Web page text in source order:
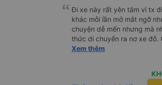
luôn mà. - Xuất phát đúng
lúc 19g30, không phải quá
Chỉ trung chuyển đến bến
mình ở hơi xa nên tự ra
chuyển dìa Mã Lò nhưng
ở Chu Văn An được thôi.
xe ai cũng dễ thương quá
mình okela lắm, hi vọng
Đi xe này rất yên tâm vì tx
khác mỗi lần mở mắt ngỡ
chuyện dễ mến nhưng mà
thức di chuyển ra nơ xe đỗ.
tay xách nách mang mà
Xem thêm